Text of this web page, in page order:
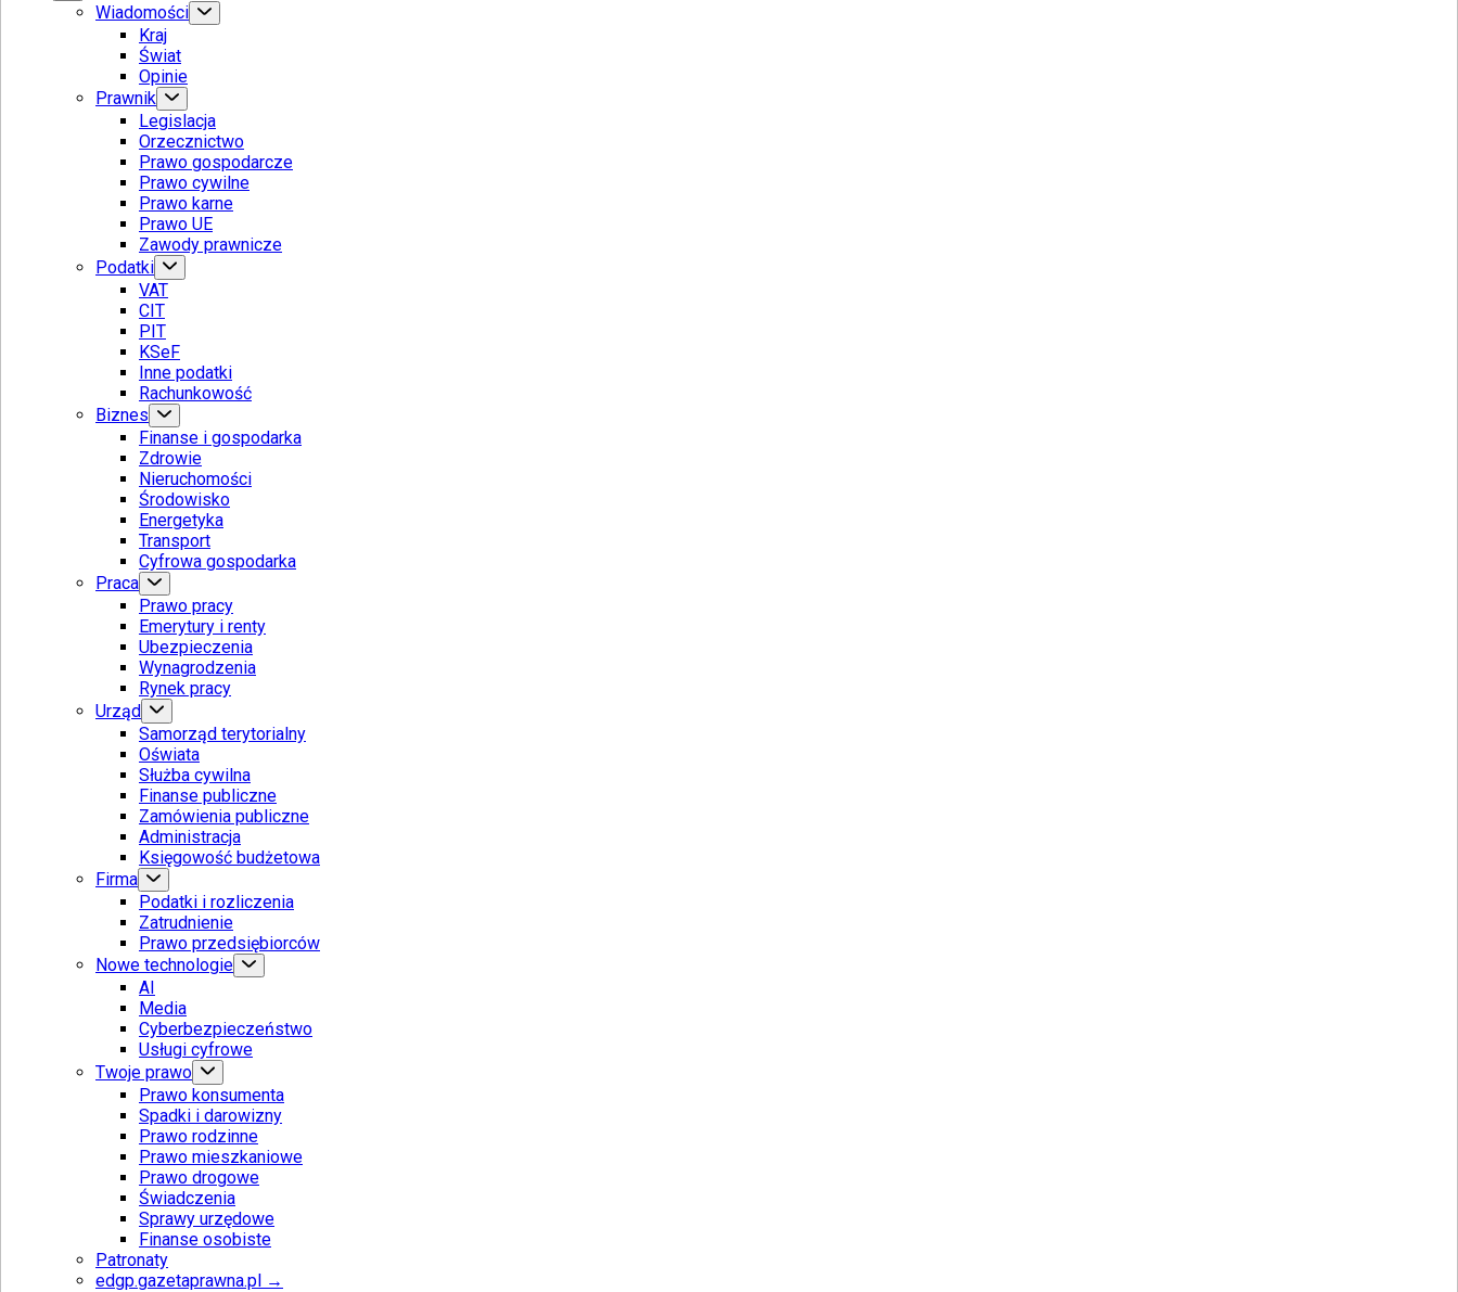
Wiadomości
Kraj
Świat
Opinie
Prawnik
Legislacja
Orzecznictwo
Prawo gospodarcze
Prawo cywilne
Prawo karne
Prawo UE
Zawody prawnicze
Podatki
VAT
CIT
PIT
KSeF
Inne podatki
Rachunkowość
Biznes
Finanse i gospodarka
Zdrowie
Nieruchomości
Środowisko
Energetyka
Transport
Cyfrowa gospodarka
Praca
Prawo pracy
Emerytury i renty
Ubezpieczenia
Wynagrodzenia
Rynek pracy
Urząd
Samorząd terytorialny
Oświata
Służba cywilna
Finanse publiczne
Zamówienia publiczne
Administracja
Księgowość budżetowa
Firma
Podatki i rozliczenia
Zatrudnienie
Prawo przedsiębiorców
Nowe technologie
AI
Media
Cyberbezpieczeństwo
Usługi cyfrowe
Twoje prawo
Prawo konsumenta
Spadki i darowizny
Prawo rodzinne
Prawo mieszkaniowe
Prawo drogowe
Świadczenia
Sprawy urzędowe
Finanse osobiste
Patronaty
edgp.gazetaprawna.pl →